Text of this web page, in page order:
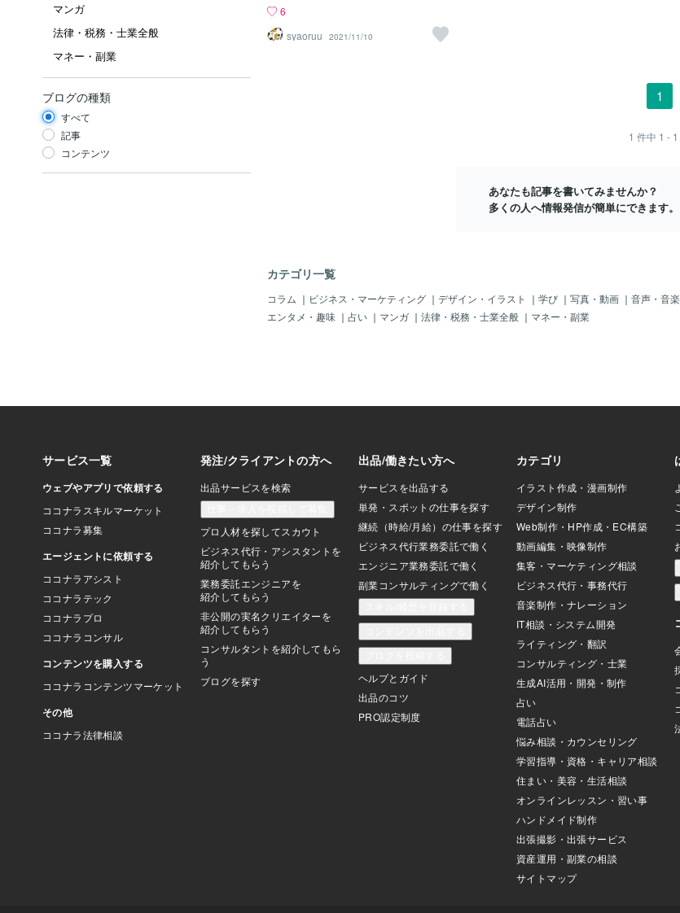
マンガ
法律・税務・士業全般
マネー・副業
ブログの種類
すべて
記事
コンテンツ
かし！１２月に入ると、何かと忙しい時
期に入ります。クリスマス然り････大掃
除然り････年末年始の準備然り･････とに
文記事２０記事を作成する事が可能で
す。６００～８００文字の記事に至って
は、この金額で最大３０記事まで作成さ
せて頂きます。実は昨年から出品してみ
ているのですが、３件の受注がありまし
年末年始に旅行に行くのでブログの更新
難しそう～とか、サテライトブログを増
やそうと思っていると言う方に、お勧め
です。もし気になったら、上記の出品を
覗きに来てください。
6
syaoruu
2021/11/10
1
1 件中 1 - 1
あなたも記事を書いてみませんか？
多くの人へ情報発信が簡単にできます。
カテゴリ一覧
コラム ｜ ビジネス・マーケティング ｜ デザイン・イラスト ｜ 学び ｜ 写真・動画 ｜ 音声・音楽
エンタメ・趣味 ｜ 占い ｜ マンガ ｜ 法律・税務・士業全般 ｜ マネー・副業